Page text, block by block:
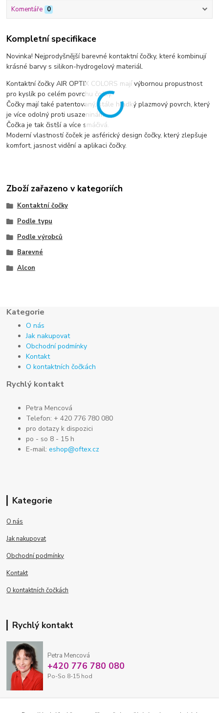
Komentáře 0
Kompletní specifikace
Novinka! Nejprodyšnější barevné kontaktní čočky, které kombinují
krásné barvy s silikon-hydrogelový materiál.
Kontaktní čočky AIR OPTIX COLORS mají výbornou propustnost
pro kyslík po celém povrchu čočky.
Čočky mají také patentovaný, stále hladký plazmový povrch, který
je více odolný proti usazeninám.
Čočka je tak čistší a více smáčivá.
Moderní vlastností čoček je asférický design čočky, který zlepšuje
komfort, jasnost vidění a aplikaci čočky.
Zboží zařazeno v kategoriích
Kontaktní čočky
Podle typu
Podle výrobců
Barevné
Alcon
Kategorie
O nás
Jak nakupovat
Obchodní podmínky
Kontakt
O kontaktních čočkách
Rychlý kontakt
Petra Mencová
Telefon: + 420 776 780 080
pro dotazy k dispozici
po - so 8 - 15 h
E-mail:eshop@oftex.cz
Kategorie
O nás
Jak nakupovat
Obchodní podmínky
Kontakt
O kontaktních čočkách
Rychlý kontakt
Petra Mencová
+420 776 780 080
Po-So 8-15 hod